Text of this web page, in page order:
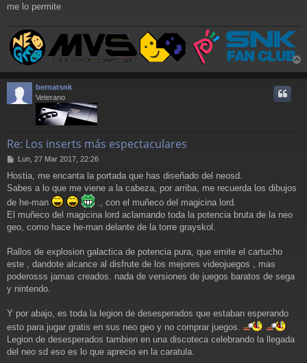
me lo permite
r
bernatsnk
Veterano
Re: Los inserts más espectaculares
M
n
s
a
e
Lun, 27 Mar 2017, 22:26
Hostia, me encanta la portada que has diseñado del neosd.
Sabes a lo que me viene a la cabeza, por arriba, me recuerda los dibujos
de he-man
., con el muñeco del magicina lord.
El muñeco del magicina lord aclamando toda la potencia bruta de la neo
geo, como hace he-man delante de la torre grayskol.
Rallos de explosion galactica de potencia pura, que emite el cartucho
este , dandote alcance al disfrute de los mejores videojuegos , mas
poderosss jamas creados. nada de versiones de juegos baratos de sega
y nintendo.
Y por abajo, es toda la legion de desesperados que estaban esperando
esto para jugar gratis en sus neo geo y no comprar juegos.
Legion de desesperados tambien en una discoteca celebrando la llegada
del neo sd eso es lo que aprecio en la caratula.